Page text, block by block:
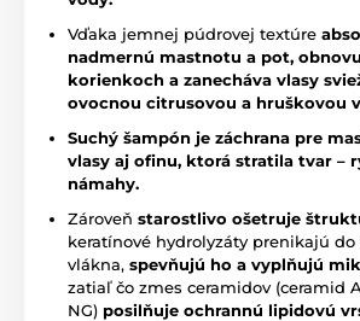
Vďaka jemnej púdrovej textúre
nadmernú mastnotu a pot,
korienkoch a zanecháva vlasy
ovocnou citrusovou a hruškovou
Suchý šampón je záchrana pre
vlasy aj ofinu, ktorá stratila tvar –
námahy.
Zároveň starostlivo ošetruje
keratínové hydrolyzáty prenikajú do
vlákna, spevňujú ho a vyplňujú
zatiaľ čo zmes ceramidov (ceramid
NG) posilňuje ochrannú lipidovú